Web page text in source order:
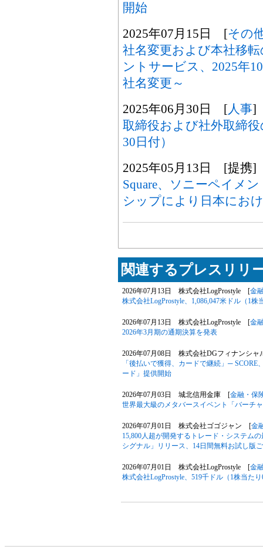
開始
2025年07月15日 [その
社名変更および本社移
ントサービス、2025年
社名変更～
2025年06月30日 [人事]
取締役および社外取締
30日付）
2025年05月13日 [提携]
Square、ソニーペイメ
シップにより日本にお
関連するプレスリリ
2026年07月13日 株式会社LogProstyle [金
株式会社LogProstyle、1,086,047米ドル（1
2026年07月13日 株式会社LogProstyle [金
2026年3月期の通期決算を発表
2026年07月08日 株式会社DGフィナンシ
「後払いで獲得、カードで継続」─
ード」提供開始
2026年07月03日 城北信用金庫 [金融・保
世界最大級のメタバースイベント「バーチ
2026年07月01日 株式会社ゴゴジャン [金
15,800人超が開発するトレード・システム
シグナル」リリース、14日間無料お試し版
2026年07月01日 株式会社LogProstyle [金
株式会社LogProstyle、519千ドル（1株当た